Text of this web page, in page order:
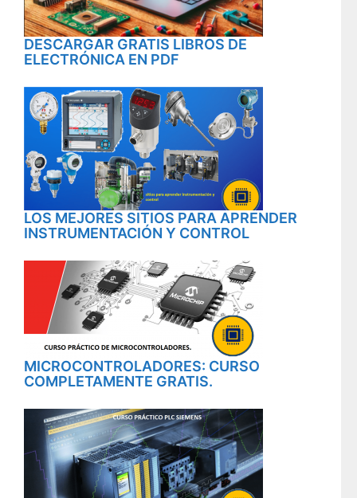
DESCARGAR GRATIS LIBROS DE
ELECTRÓNICA EN PDF
LOS MEJORES SITIOS PARA APRENDER
INSTRUMENTACIÓN Y CONTROL
MICROCONTROLADORES: CURSO
COMPLETAMENTE GRATIS.